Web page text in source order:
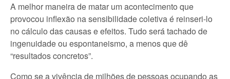
A melhor maneira de matar um acontecimento que
provocou inflexão na sensibilidade coletiva é reinseri-lo
no cálculo das causas e efeitos. Tudo será tachado de
ingenuidade ou espontaneismo, a menos que dê
“resultados concretos”.
Como se a vivência de milhões de pessoas ocupando as